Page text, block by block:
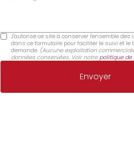
J'autorise ce site à conserver l'ensemble
dans ce formulaire pour faciliter le suivi et le
demande. (Aucune exploitation
données conservées. Voir notre politique